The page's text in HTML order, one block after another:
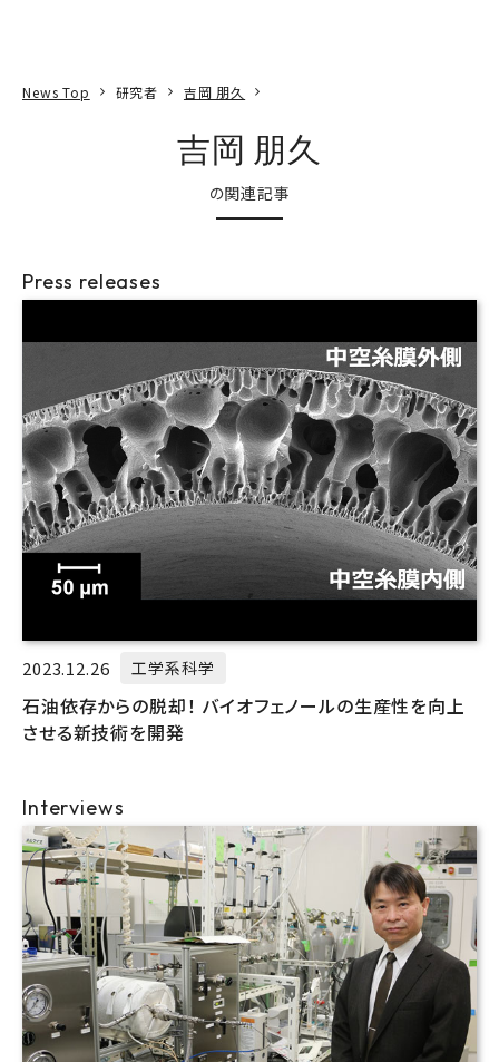
News Top 研究者 吉岡 朋久
吉岡 朋久
の関連記事
Press releases
2023.12.26 工学系科学
石油依存からの脱却！ バイオフェノールの生産性を向上
させる新技術を開発
Interviews